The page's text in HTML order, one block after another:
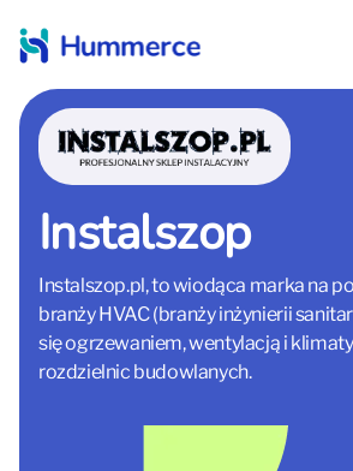
Instalszop
Instalszop.pl, to wiodąca marka na
branży HVAC (branży inżynierii
się ogrzewaniem, wentylacją i
rozdzielnic budowlanych.